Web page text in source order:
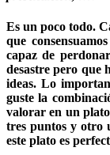
Es un poco todo.
que
capaz de
desastre pero que
ideas. Lo
guste la
valorar en un
tres puntos y otro
este plato es